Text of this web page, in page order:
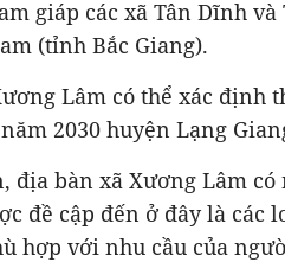
giáp các xã Tân Dĩnh
(tỉnh Bắc Giang).
Lâm có thể xác định
2030 huyện Lạng
địa bàn xã Xương Lâm
đề cập đến ở đây là các
hợp với nhu cầu của